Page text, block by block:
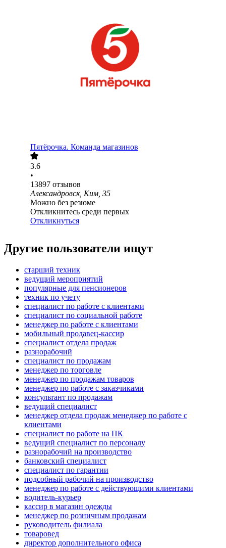
Пятёрочка. Команда магазинов
3.6
•
13897 отзывов
Александровск, Ким, 35
Можно без резюме
Откликнитесь среди первых
Откликнуться
Другие пользователи ищут
старший техник
ведущий мероприятий
популярные для пенсионеров
техник по учету
специалист по работе с клиентами
специалист по социальной работе
менеджер по работе с клиентами
мобильный продавец-кассир
специалист отдела продаж
разнорабочий
специалист по продажам
менеджер по торговле
менеджер по продажам товаров
менеджер по работе с заказчиками
консультант по продажам
ведущий специалист
менеджер отдела продаж менеджер по работе с
клиентами
специалист по работе на ПК
ведущий специалист по персоналу
разнорабочий на производство
банковский специалист
специалист по гарантии
подсобный рабочий на производство
менеджер по работе с действующими клиентами
водитель-курьер
кассир в магазин одежды
менеджер по розничным продажам
руководитель филиала
товаровед
директор дополнительного офиса